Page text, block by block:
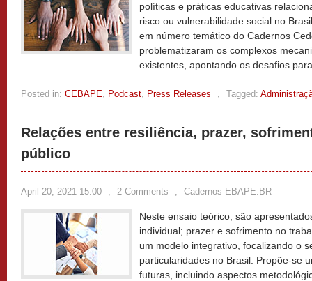
políticas e práticas educativas
risco ou vulnerabilidade social no
em número temático do Cadernos
problematizaram os complexos
existentes, apontando os desafios
Posted in: CEBAPE, Podcast, Press Releases , Tagged:
Relações entre resiliência, prazer,
público
April 20, 2021 15:00 , 2 Comments , Cadernos EBAPE.BR
Neste ensaio teórico, são
individual; prazer e sofrimento no
um modelo integrativo, focalizando o
particularidades no Brasil. Propõe-se
futuras, incluindo aspectos